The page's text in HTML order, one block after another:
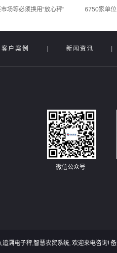
场等必须换用“放心秤”
6750家单
客户案例 新闻资讯
微信公众号
,追溯电子秤,智慧农贸系统, 欢迎来电咨询! 备